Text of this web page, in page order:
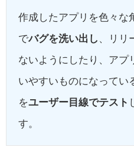
作成したアプリを色々な
でバグを洗い出し、リリ
ないようにしたり、アプ
いやすいものになってい
をユーザー目線でテスト
す。